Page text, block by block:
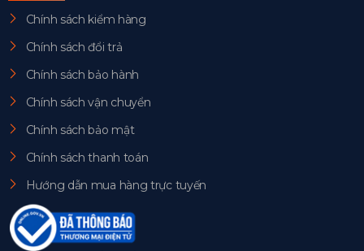
Chính sách kiểm hàng
Chính sách đổi trả
Chính sách bảo hành
Chính sách vận chuyển
Chính sách bảo mật
Chính sách thanh toán
Hướng dẫn mua hàng trực tuyến